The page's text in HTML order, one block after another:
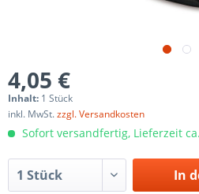
4,05 €
Inhalt: 1 Stück
inkl. MwSt.zzgl. Versandkosten
Sofort versandfertig, Lieferzeit
In